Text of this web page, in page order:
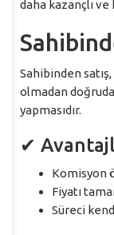
daha kazançlı ve
Sahibinden
olmadan
yapmasıdır.
✔
Komisyon
Fiyatı
Süreci